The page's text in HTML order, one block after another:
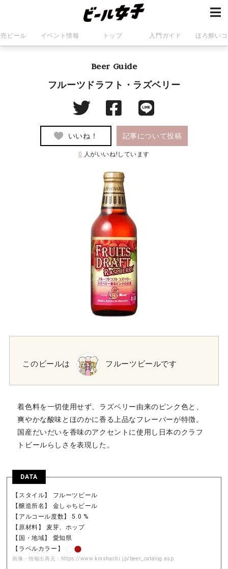
ビール イベント情報 トップ 入門ガイド ほろ酔い
Beer Guide
フルーツドラフト・ラズベリー
いいね！ 記事について投稿
0 人がいいね!しています
このビールは フルーツビールです
着色料を一切使用せず、ラズベリー由来のピンク色と、
爽やかな酸味とほのかに香る上品なフレーバーが特徴。
国産だいだいを香味のアクセントに使用し日本のクラフ
トビールらしさを表現した。
DATA
【スタイル】 フルーツビール
【醸造所名】 金しゃちビール
【アルコール度数】 5.0 %
【原材料】 麦芽、ホップ
【国・地域】 愛知県
【ラベルカラー】
画像・情報出典元： https://www.kinshachi.jp/beer_catalog.asp